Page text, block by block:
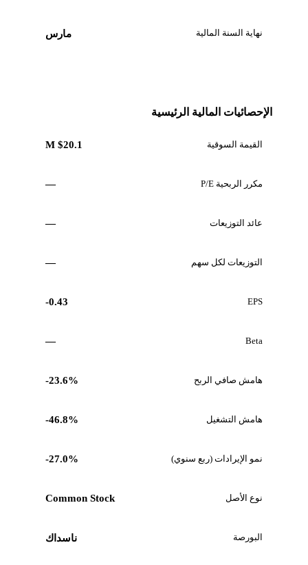
نهاية السنة المالية مارس
الإحصائيات المالية الرئيسية
القيمة السوقية $20.1 M
مكرر الربحية P/E —
عائد التوزيعات —
التوزيعات لكل سهم —
EPS
-0.43
Beta
—
هامش صافي الربح -23.6%
هامش التشغيل -46.8%
نمو الإيرادات (ربع سنوي) -27.0%
نوع الأصل Common Stock
البورصة ناسداك